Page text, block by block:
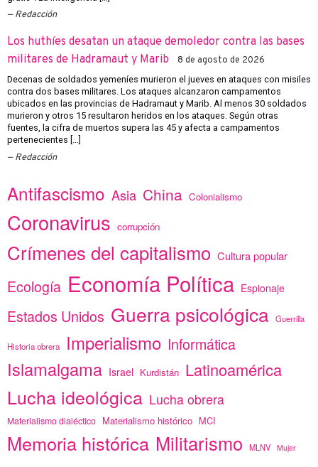
Redacción
Los huthíes desatan un ataque demoledor contra las bases
militares de Hadramaut y Marib
8 de agosto de 2026
Decenas de soldados yemeníes murieron el jueves en ataques con misiles
contra dos bases militares. Los ataques alcanzaron campamentos
ubicados en las provincias de Hadramaut y Marib. Al menos 30 soldados
murieron y otros 15 resultaron heridos en los ataques. Según otras
fuentes, la cifra de muertos supera las 45 y afecta a campamentos
pertenecientes […]
Redacción
Antifascismo Asia China Colonialismo
Coronavirus corrupción
Crímenes del capitalismo Cultura popular
Ecología Economía Política Espionaje
Estados Unidos Guerra psicológica Guerrilla
Historia obrera Imperialismo Informática
Islamalgama Israel Kurdistán Latinoamérica
Lucha ideológica Lucha obrera
Materialismo dialéctico Materialismo histórico MCI
Memoria histórica Militarismo MLNV Mujer